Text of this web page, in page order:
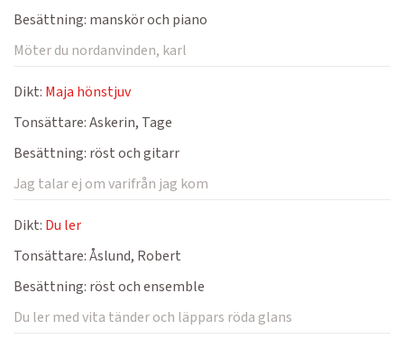
Besättning: manskör och piano
Möter du nordanvinden, karl
Dikt: Maja hönstjuv
Tonsättare:Askerin, Tage
Besättning: röst och gitarr
Jag talar ej om varifrån jag kom
Dikt: Du ler
Tonsättare:Åslund, Robert
Besättning: röst och ensemble
Du ler med vita tänder och läppars röda glans